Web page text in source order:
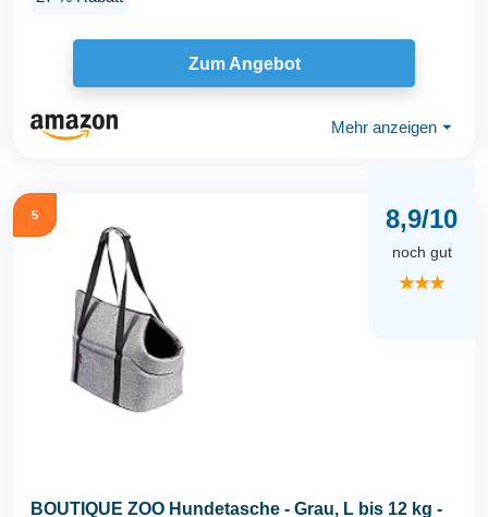
Zum Angebot
Mehr anzeigen ⏷
5 8,9/10
noch gut
★★★
BOUTIQUE ZOO Hundetasche - Grau, L bis 12 kg -